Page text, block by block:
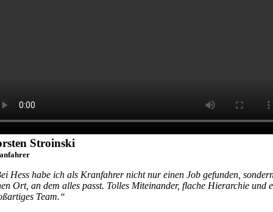
Stroinski
Hess habe ich als Kranfahrer nicht nur einen Job gefunden,
Ort, an dem alles passt. Tolles Miteinander, flache Hierarchie und
Team.“